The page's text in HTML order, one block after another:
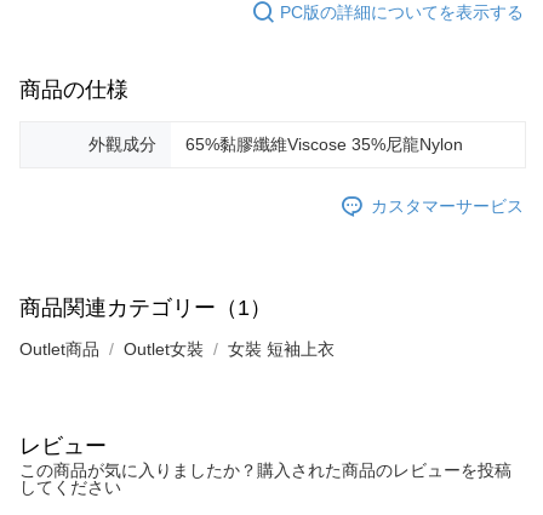
PC版の詳細についてを表示する
商品の仕様
外觀成分 65%黏膠纖維Viscose 35%尼龍Nylon
カスタマーサービス
商品関連カテゴリー（1）
Outlet商品 Outlet女裝 女裝 短袖上衣
レビュー
この商品が気に入りましたか？購入された商品のレビューを投稿
してください